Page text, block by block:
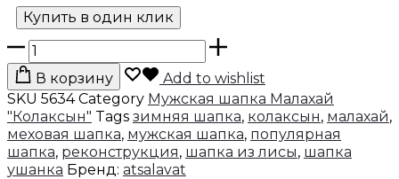
Купить в один клик
Количество
товара
Шапка
Малахай
"Колаксын"
с
высокой
тульей
В корзину
Add to wishlist
SKU 5634Category Мужская шапка Малахай
"Колаксын" Tags зимняя шапка, колаксын, малахай,
меховая шапка, мужская шапка, популярная
шапка, реконструкция, шапка из лисы, шапка
ушанка Бренд: atsalavat